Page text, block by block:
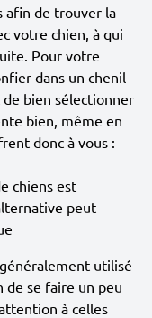
afin de trouver la
votre chien, à qui
Pour votre
dans un chenil
bien sélectionner
bien, même en
donc à vous :
chiens est
peut
utilisé
de se faire un peu
à celles